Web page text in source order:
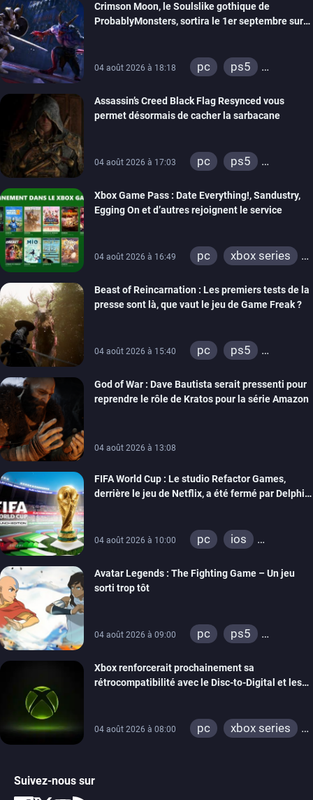
Crimson Moon, le Soulslike gothique de
ProbablyMonsters, sortira le 1er septembre sur
04 août 2026 à 18:18 pc
ps5
Assassin’s Creed Black Flag Resynced vous
permet désormais de cacher la sarbacane
04 août 2026 à 17:03 pc
ps5
Xbox Game Pass : Date Everything!, Sandustry,
Egging On et d’autres rejoignent le service
04 août 2026 à 16:49 pc
xbox series
Beast of Reincarnation : Les premiers tests de la
presse sont là, que vaut le jeu de Game Freak ?
04 août 2026 à 15:40 pc
ps5
God of War : Dave Bautista serait pressenti pour
reprendre le rôle de Kratos pour la série Amazon
04 août 2026 à 13:08
FIFA World Cup : Le studio Refactor Games,
derrière le jeu de Netflix, a été fermé par Delphi
04 août 2026 à 10:00 pc
ios
Avatar Legends : The Fighting Game – Un jeu
sorti trop tôt
04 août 2026 à 09:00 pc
ps5
switch
switch 2
Xbox renforcerait prochainement sa
rétrocompatibilité avec le Disc-to-Digital et les
04 août 2026 à 08:00 pc
xbox series
Suivez-nous sur